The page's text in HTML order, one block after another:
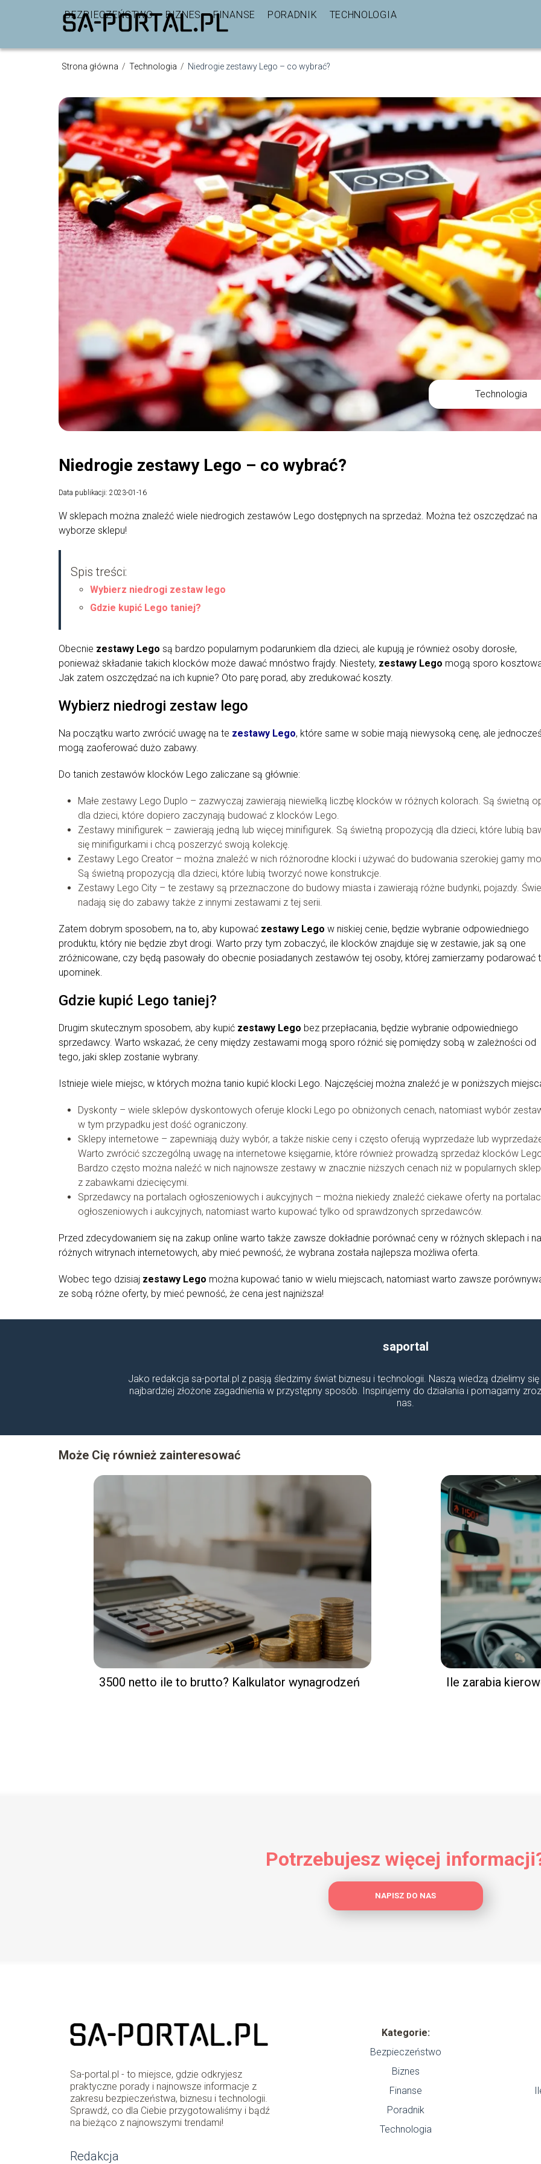
BEZPIECZEŃSTWO BIZNES FINANSE PORADNIK TECHNOLOGIA
Strona główna / Technologia / Niedrogie zestawy Lego – co wybrać?
Technologia
Niedrogie zestawy Lego – co wybrać?
Data publikacji: 2023-01-16
W sklepach można znaleźć wiele niedrogich zestawów Lego dostępnych na sprzedaż. Można też oszczędzać na
wyborze sklepu!
Spis treści:
Wybierz niedrogi zestaw lego
Gdzie kupić Lego taniej?
Obecnie zestawy Lego są bardzo popularnym podarunkiem dla dzieci, ale kupują je również osoby dorosłe,
ponieważ składanie takich klocków może dawać mnóstwo frajdy. Niestety, zestawy Lego mogą sporo
Jak zatem oszczędzać na ich kupnie? Oto parę porad, aby zredukować koszty.
Wybierz niedrogi zestaw lego
Na początku warto zwrócić uwagę na te zestawy Lego, które same w sobie mają niewysoką cenę, ale
mogą zaoferować dużo zabawy.
Do tanich zestawów klocków Lego zaliczane są głównie:
Małe zestawy Lego Duplo – zazwyczaj zawierają niewielką liczbę klocków w różnych kolorach. Są świetną
dla dzieci, które dopiero zaczynają budować z klocków Lego.
Zestawy minifigurek – zawierają jedną lub więcej minifigurek. Są świetną propozycją dla dzieci, które lubią
się minifigurkami i chcą poszerzyć swoją kolekcję.
Zestawy Lego Creator – można znaleźć w nich różnorodne klocki i używać do budowania szerokiej gamy
Są świetną propozycją dla dzieci, które lubią tworzyć nowe konstrukcje.
Zestawy Lego City – te zestawy są przeznaczone do budowy miasta i zawierają różne budynki, pojazdy.
nadają się do zabawy także z innymi zestawami z tej serii.
Zatem dobrym sposobem, na to, aby kupować zestawy Lego w niskiej cenie, będzie wybranie odpowiedniego
produktu, który nie będzie zbyt drogi. Warto przy tym zobaczyć, ile klocków znajduje się w zestawie, jak są one
zróżnicowane, czy będą pasowały do obecnie posiadanych zestawów tej osoby, której zamierzamy podarować
upominek.
Gdzie kupić Lego taniej?
Drugim skutecznym sposobem, aby kupić zestawy Lego bez przepłacania, będzie wybranie odpowiedniego
sprzedawcy. Warto wskazać, że ceny między zestawami mogą sporo różnić się pomiędzy sobą w zależności od
tego, jaki sklep zostanie wybrany.
Istnieje wiele miejsc, w których można tanio kupić klocki Lego. Najczęściej można znaleźć je w poniższych
Dyskonty – wiele sklepów dyskontowych oferuje klocki Lego po obniżonych cenach, natomiast wybór
w tym przypadku jest dość ograniczony.
Sklepy internetowe – zapewniają duży wybór, a także niskie ceny i często oferują wyprzedaże lub
Warto zwrócić szczególną uwagę na internetowe księgarnie, które również prowadzą sprzedaż klocków
Bardzo często można naleźć w nich najnowsze zestawy w znacznie niższych cenach niż w popularnych
z zabawkami dziecięcymi.
Sprzedawcy na portalach ogłoszeniowych i aukcyjnych – można niekiedy znaleźć ciekawe oferty na
ogłoszeniowych i aukcyjnych, natomiast warto kupować tylko od sprawdzonych sprzedawców.
Przed zdecydowaniem się na zakup online warto także zawsze dokładnie porównać ceny w różnych sklepach i na
różnych witrynach internetowych, aby mieć pewność, że wybrana została najlepsza możliwa oferta.
Wobec tego dzisiaj zestawy Lego można kupować tanio w wielu miejscach, natomiast warto zawsze
ze sobą różne oferty, by mieć pewność, że cena jest najniższa!
saportal
Jako redakcja sa-portal.pl z pasją śledzimy świat biznesu i technologii. Naszą wiedzą dzielimy
najbardziej złożone zagadnienia w przystępny sposób. Inspirujemy do działania i pomagamy
nas.
Może Cię również zainteresować
3500 netto ile to brutto? Kalkulator wynagrodzeń Ile zarabia
Potrzebujesz więcej
NAPISZ DO NAS
Sa-portal.pl - to miejsce, gdzie odkryjesz
praktyczne porady i najnowsze informacje z
zakresu bezpieczeństwa, biznesu i technologii.
Sprawdź, co dla Ciebie przygotowaliśmy i bądź
na bieżąco z najnowszymi trendami!
Redakcja
Kategorie:
Bezpieczeństwo
Biznes
Finanse
Poradnik
Technologia